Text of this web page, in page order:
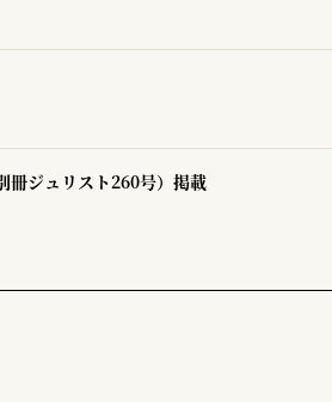
ジュリスト260号）掲載